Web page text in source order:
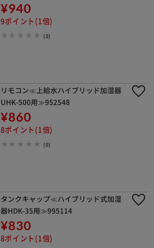
¥940
9ポイント(1倍)
(0)
リモコン≪上給水ハイブリッド加湿器
UHK-500用≫952548
¥860
8ポイント(1倍)
(0)
タンクキャップ≪ハイブリッド式加湿
器HDK-35用≫995114
¥830
8ポイント(1倍)